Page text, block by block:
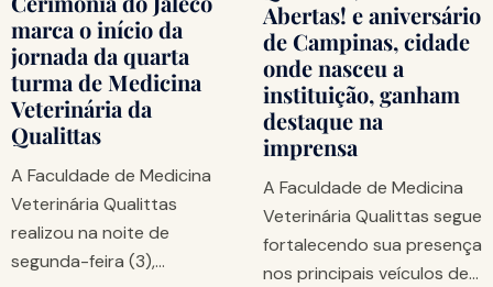
marca o início da
jornada da quarta
turma de Medicina
Veterinária da
Qualittas
A Faculdade de Medicina
Veterinária Qualittas
realizou na noite de
segunda-feira (3),…
Abertas! e aniversário
de Campinas, cidade
onde nasceu a
instituição, ganham
destaque na
imprensa
A Faculdade de Medicina
Veterinária Qualittas segue
fortalecendo sua presença
nos principais veículos de…